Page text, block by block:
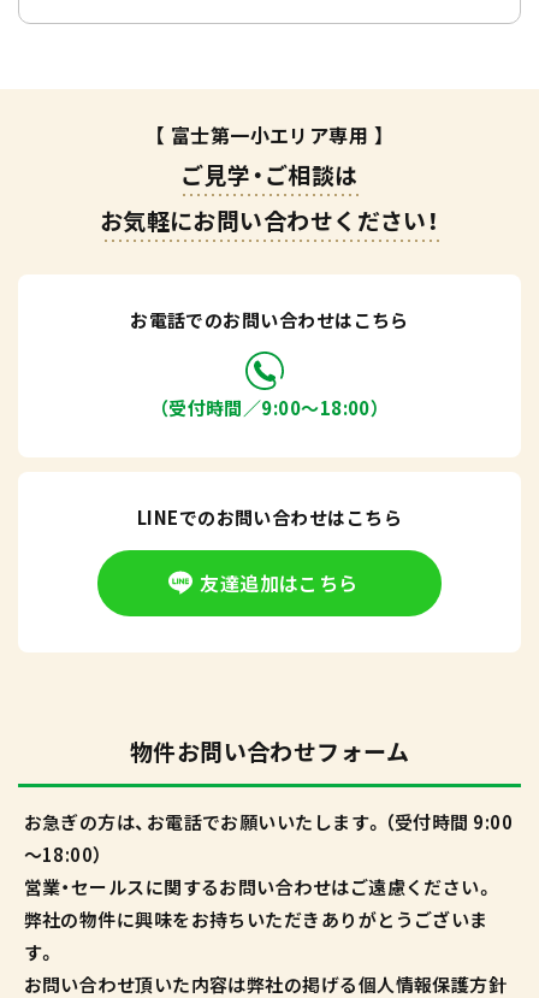
【 富士第一小エリア専用 】
ご見学・ご相談は
お気軽にお問い合わせください！
お電話でのお問い合わせはこちら
（受付時間／9:00〜18:00）
LINEでのお問い合わせはこちら
友達追加はこちら
物件お問い合わせフォーム
お急ぎの方は、お電話でお願いいたします。（受付時間 9:00
～18:00）
営業・セールスに関するお問い合わせはご遠慮ください。
弊社の物件に興味をお持ちいただきありがとうございま
す。
お問い合わせ頂いた内容は弊社の掲げる個人情報保護方針